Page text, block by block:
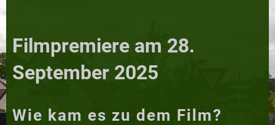
Filmpremiere am 28.
September 2025
Wie kam es zu dem Film?